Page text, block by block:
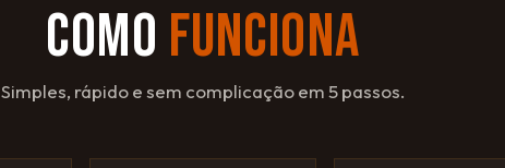
COMO FUNCIONA
Simples, rápido e sem complicação em 5 passos.